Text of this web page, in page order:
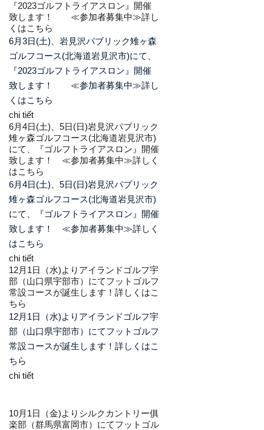
『2023ゴルフトライアスロン』開催
致します！ ≪参加者募集中≫詳し
くはこちら
6月3日(土)、岩見沢パブリック雉ヶ森
ゴルフコース(北海道岩見沢市)にて、
『2023ゴルフトライアスロン』開催
致します！ ≪参加者募集中≫詳し
くはこちら
chi tiết
6月4日(土)、5日(日)岩見沢パブリック
雉ヶ森ゴルフコース(北海道岩見沢市)
にて、『ゴルフトライアスロン』開催
致します！ ≪参加者募集中≫詳しく
はこちら
6月4日(土)、5日(日)岩見沢パブリック
雉ヶ森ゴルフコース(北海道岩見沢市)
にて、『ゴルフトライアスロン』開催
致します！ ≪参加者募集中≫詳しく
はこちら
chi tiết
12月1日（水)よりアイランドゴルフ宇
部（山口県宇部市）にてフットゴルフ
常設コースが誕生します！ 詳しくはこ
ちら
12月1日（水)よりアイランドゴルフ宇
部（山口県宇部市）にてフットゴルフ
常設コースが誕生します！詳しくはこ
ちら
chi tiết
10月1日（金)よりシルクカントリー俱
楽部（群馬県富岡市）にてフットゴル